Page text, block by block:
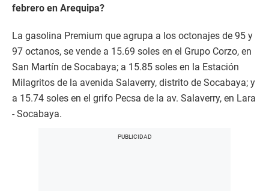
febrero en Arequipa?
La gasolina Premium que agrupa a los octonajes de 95 y
97 octanos, se vende a 15.69 soles en el Grupo Corzo, en
San Martín de Socabaya; a 15.85 soles en la Estación
Milagritos de la avenida Salaverry, distrito de Socabaya; y
a 15.74 soles en el grifo Pecsa de la av. Salaverry, en Lara
- Socabaya.